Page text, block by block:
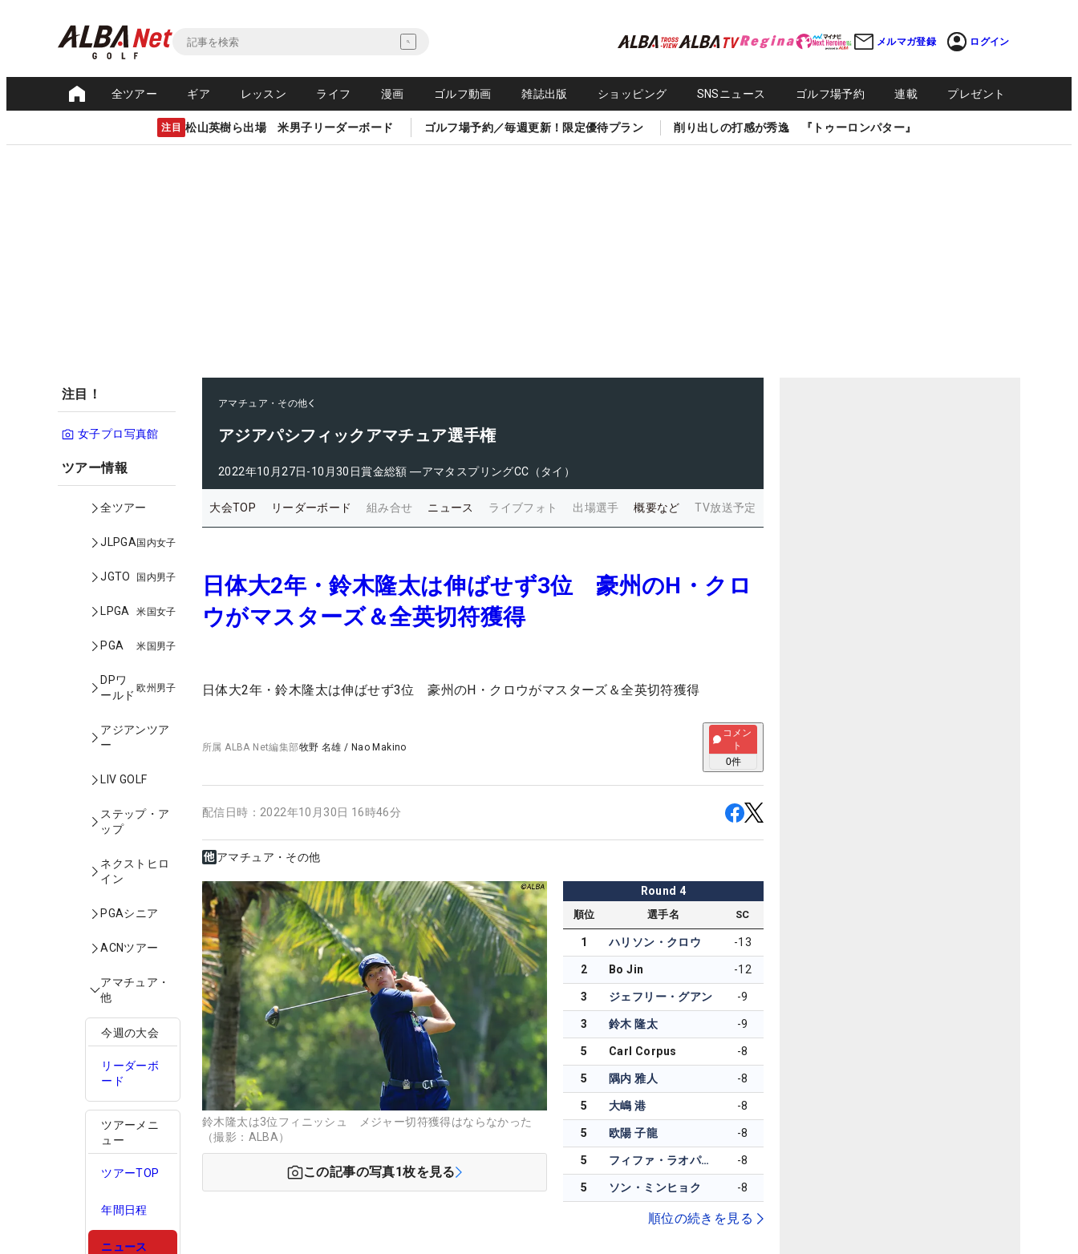
メルマガ登録 ログイン
全ツアー ギア レッスン ライフ 漫画 ゴルフ動画 雑誌出版 ショッピング SNSニュース ゴルフ場予約 連載 プレゼント
注目 松山英樹ら出場 米男子リーダーボード ゴルフ場予約／毎週更新！限定優待プラン 削り出しの打感が秀逸 『トゥーロンパター』
注目！
女子プロ写真館
ツアー情報
全ツアー
JLPGA国内女子
JGTO 国内男子
LPGA 米国女子
PGA 米国男子
DPワ
ールド
欧州男子
アジアンツア
ー
LIV GOLF
ステップ・ア
ップ
ネクストヒロ
イン
PGAシニア
ACNツアー
アマチュア・
他
今週の大会
リーダーボ
ード
ツアーメニ
ュー
ツアーTOP
年間日程
ニュース
アマチュア・その他
アジアパシフィックアマチュア選手権
2022年10月27日-10月30日賞金総額 ―アマタスプリングCC（タイ）
大会TOP リーダーボード 組み合せ ニュース ライブフォト 出場選手 概要など TV放送予定
日体大2年・鈴木隆太は伸ばせず3位 豪州のH・クロ
ウがマスターズ＆全英切符獲得
日体大2年・鈴木隆太は伸ばせず3位 豪州のH・クロウがマスターズ＆全英切符獲得
所属ALBA Net編集部牧野 名雄 / Nao Makino
コメン
ト
0件
配信日時： 2022年10月30日 16時46分
アマチュア・その他
鈴木隆太は3位フィニッシュ メジャー切符獲得はならなかった
（撮影：ALBA）
この記事の写真1枚を見る
Round 4
順位 選手名 SC
1 ハリソン・クロウ -13
2 Bo Jin -12
3 ジェフリー・グアン -9
3 鈴木 隆太 -9
5 Carl Corpus -8
5 隅内 雅人 -8
5 大嶋 港 -8
5 欧陽 子龍 -8
5 フィファ・ラオパックディ -8
5 ソン・ミンヒョク -8
順位の続きを見る